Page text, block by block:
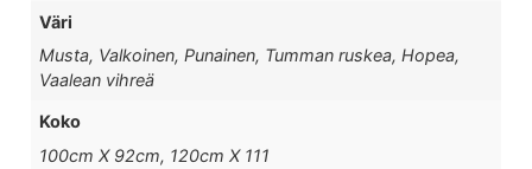
Väri
Musta, Valkoinen, Punainen, Tumman ruskea, Hopea,
Vaalean vihreä
Koko
100cm X 92cm, 120cm X 111